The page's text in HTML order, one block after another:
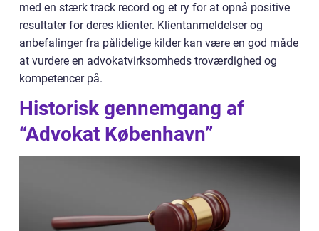
med en stærk track record og et ry for at opnå positive
resultater for deres klienter. Klientanmeldelser og
anbefalinger fra pålidelige kilder kan være en god måde
at vurdere en advokatvirksomheds troværdighed og
kompetencer på.
Historisk gennemgang af
“Advokat København”